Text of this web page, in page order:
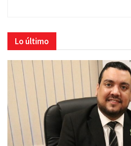
Lo último